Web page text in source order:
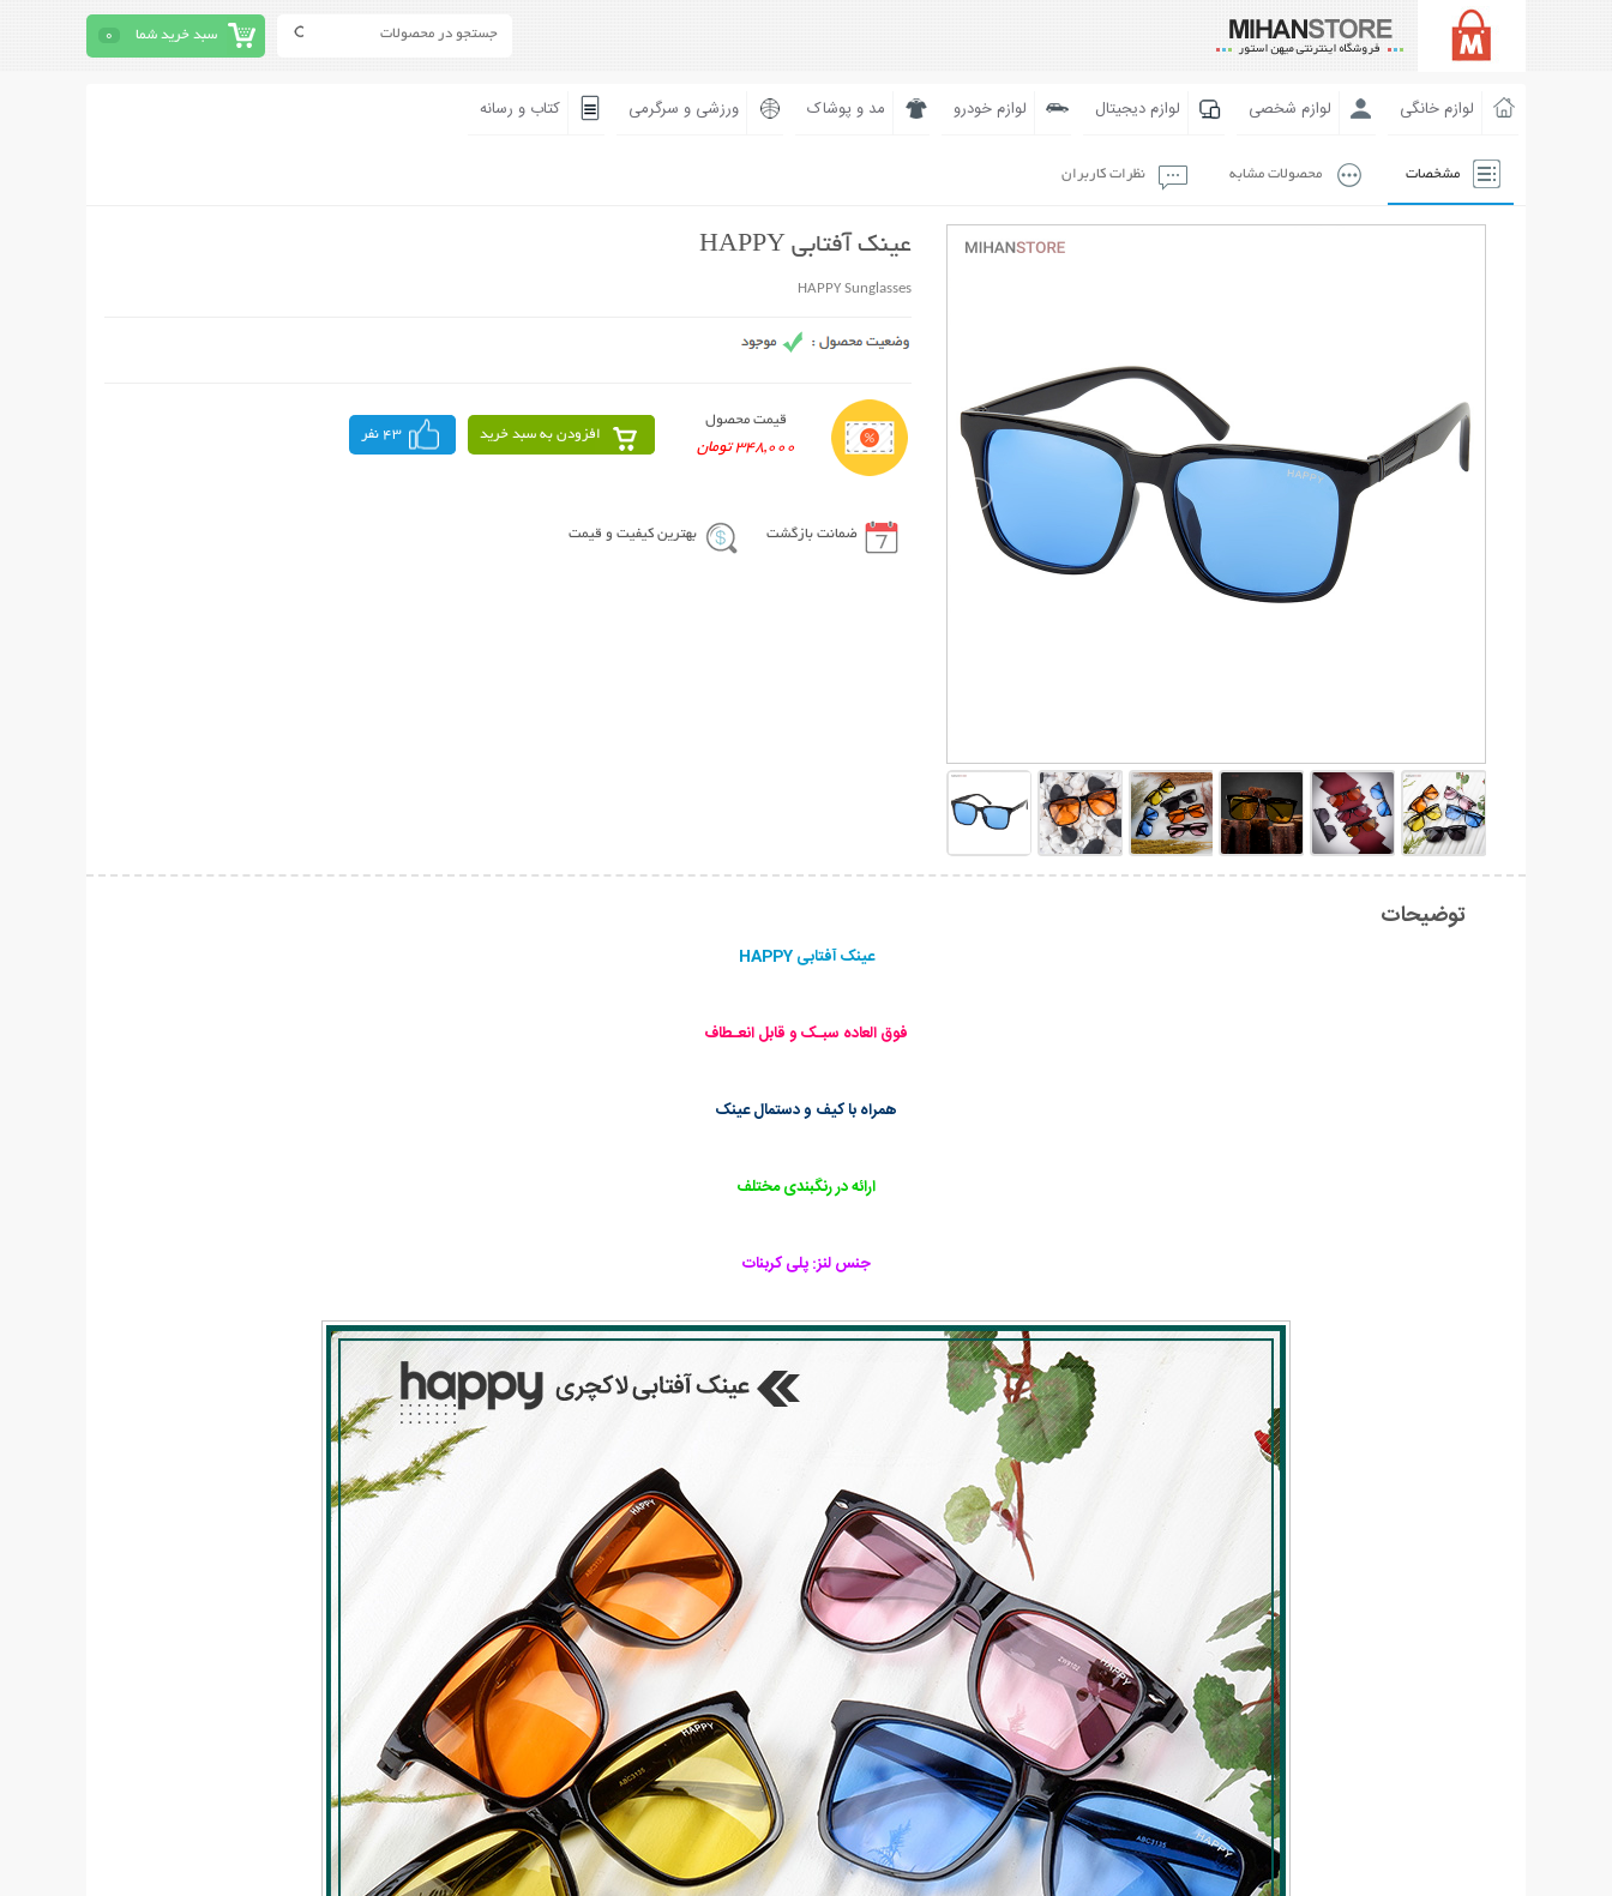
سبد خرید شما 0
لوازم خانگی لوازم شخصی لوازم دیجیتال لوازم خودرو مد و پوشاک ورزشی و سرگرمی کتاب و رسانه
مشخصات محصولات مشابه نظرات کاربران
عینک آفتابی HAPPY
HAPPY Sunglasses
قیمت محصول
348,000 تومان
افزودن به سبد خرید 43 نفر
ضمانت بازگشت بهترین کیفیت و قیمت
توضیحات
عینک آفتابی HAPPY
فوق العاده سبـک و قابل انعـطاف
همراه با کیف و دستمال عینک
ارائه در رنگبندی مختلف
جنس لنز: پلی کربنات